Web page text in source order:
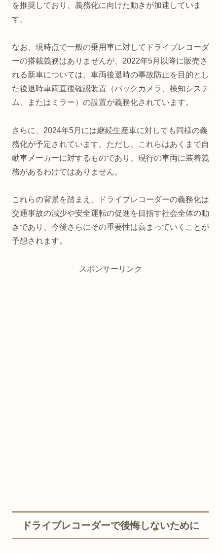
を推奨しており、義務化に向けた動きが加速していま
す。
なお、現時点で一般の乗用車に対してドライブレコーダ
ーの搭載義務はありませんが、2022年5月以降に販売さ
れる新車については、車両後退時の事故防止を目的とし
た後退時車両直後確認装置（バックカメラ、検知システ
ム、またはミラー）の設置が義務化されています。
さらに、2024年5月には継続生産車に対しても同様の義
務化が予定されています。ただし、これらはあくまで自
動車メーカーに対するものであり、現行の車両に装着義
務があるわけではありません。
これらの背景を踏まえ、ドライブレコーダーの義務化は
交通事故の減少や安全運転の促進を目指す社会全体の動
きであり、今後さらにその重要性は高まっていくことが
予想されます。
スポンサーリンク
ドライブレコーダーで後悔しないために